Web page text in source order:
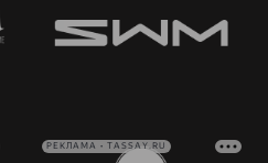
РЕКЛАМА • TASSAY.RU